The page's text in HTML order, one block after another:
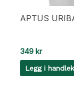
APTUS
349 kr
Legg i